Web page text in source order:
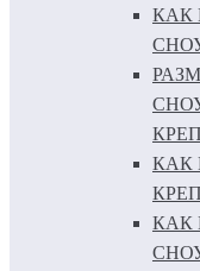
КАК
КАК
КАК